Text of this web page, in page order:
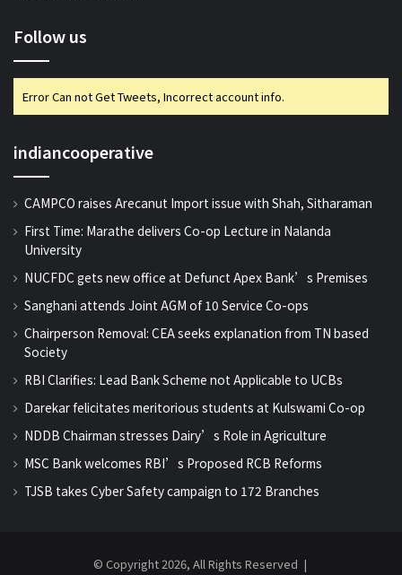
Follow us
Error Can not Get Tweets, Incorrect account info.
indiancooperative
CAMPCO raises Arecanut Import issue with Shah, Sitharaman
First Time: Marathe delivers Co-op Lecture in Nalanda
University
NUCFDC gets new office at Defunct Apex Bank’s Premises
Sanghani attends Joint AGM of 10 Service Co-ops
Chairperson Removal: CEA seeks explanation from TN based
Society
RBI Clarifies: Lead Bank Scheme not Applicable to UCBs
Darekar felicitates meritorious students at Kulswami Co-op
NDDB Chairman stresses Dairy’s Role in Agriculture
MSC Bank welcomes RBI’s Proposed RCB Reforms
TJSB takes Cyber Safety campaign to 172 Branches
© Copyright 2026, All Rights Reserved |